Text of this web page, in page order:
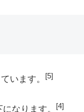
います。 [5]
なります。 [4]